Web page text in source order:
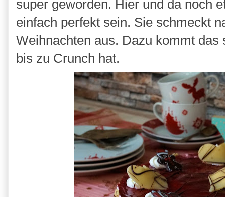
super geworden. Hier und da noch
einfach perfekt sein. Sie schmeckt
Weihnachten aus. Dazu kommt
bis zu Crunch hat.